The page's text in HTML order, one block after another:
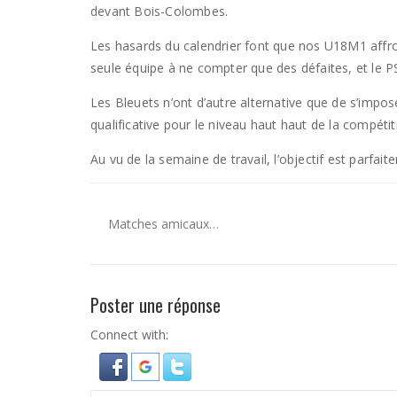
devant Bois-Colombes.
Les hasards du calendrier font que nos U18M1
seule équipe à ne compter que des défaites, et le
Les Bleuets n’ont d’autre alternative que de
qualificative pour le niveau haut haut de la
Au vu de la semaine de travail, l’objectif est
Matches amicaux…
Poster une réponse
Connect with: